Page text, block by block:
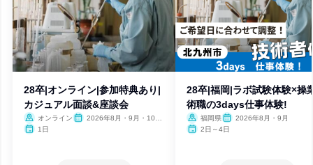
28卒|オンライン|参加特典あり|
カジュアル面談&座談会
オンライン
2026年8月・9月・10
1日
28卒|福岡|ラボ試験体験×操
術職の3days仕事体験!
福岡県
2026年8月・9月
2日～4日